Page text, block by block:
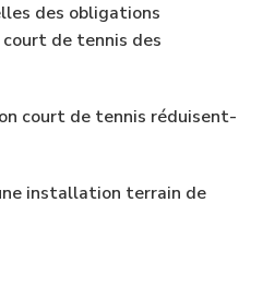
des obligations
de tennis des
court de tennis réduisent-
installation terrain de